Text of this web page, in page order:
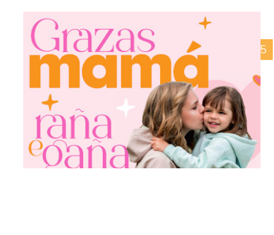
Come, Merca, Ama o Grove
12/06/2025